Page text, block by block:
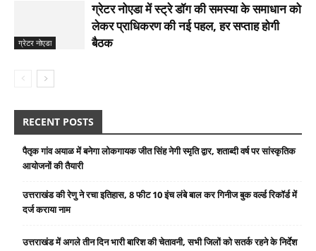
ग्रेटर नोएडा
ग्रेटर नोएडा में स्ट्रे डॉग की समस्या के समाधान को
लेकर प्राधिकरण की नई पहल, हर सप्ताह होगी
बैठक
RECENT POSTS
पैतृक गांव अयाळ में बनेगा लोकगायक जीत सिंह नेगी स्मृति द्वार, शताब्दी वर्ष पर सांस्कृतिक
आयोजनों की तैयारी
उत्तराखंड की रेणु ने रचा इतिहास, 8 फीट 10 इंच लंबे बाल कर गिनीज बुक वर्ल्ड रिकॉर्ड में
दर्ज कराया नाम
उत्तराखंड में अगले तीन दिन भारी बारिश की चेतावनी, सभी जिलों को सतर्क रहने के निर्देश